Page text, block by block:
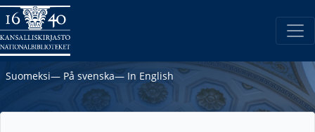
Suomeksi― På svenska― In English